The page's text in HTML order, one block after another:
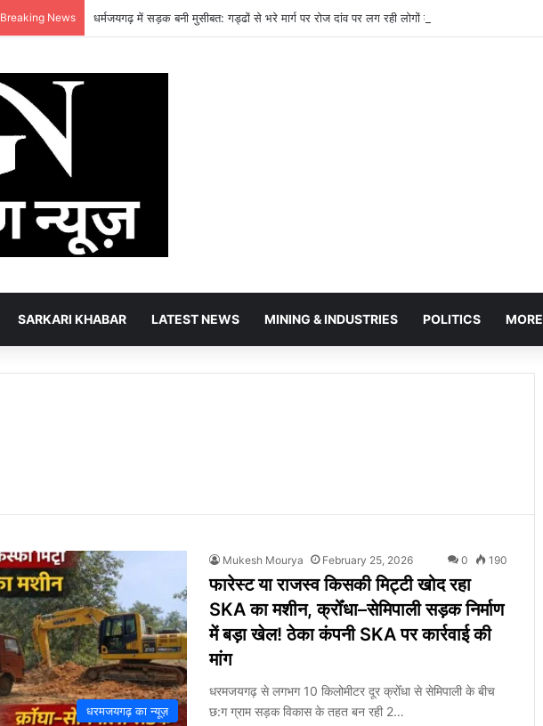
Breaking News धर्मजयगढ़ में सड़क बनी मुसीबत: गड्ढों से भरे मार्ग पर रोज दांव पर लग रही लोगों की जान
SARKARI KHABAR LATEST NEWS MINING & INDUSTRIES POLITICS MORE
धरमजयगढ़ का न्यूज़
Mukesh Mourya February 25, 2026 0 190
फारेस्ट या राजस्व किसकी मिट्टी खोद रहा
SKA का मशीन, क्रोँधा–सेमिपाली सड़क निर्माण
में बड़ा खेल! ठेका कंपनी SKA पर कार्रवाई की
मांग
धरमजयगढ़ से लगभग 10 किलोमीटर दूर क्रोँधा से सेमिपाली के बीच
छ:ग ग्राम सड़क विकास के तहत बन रही 2…